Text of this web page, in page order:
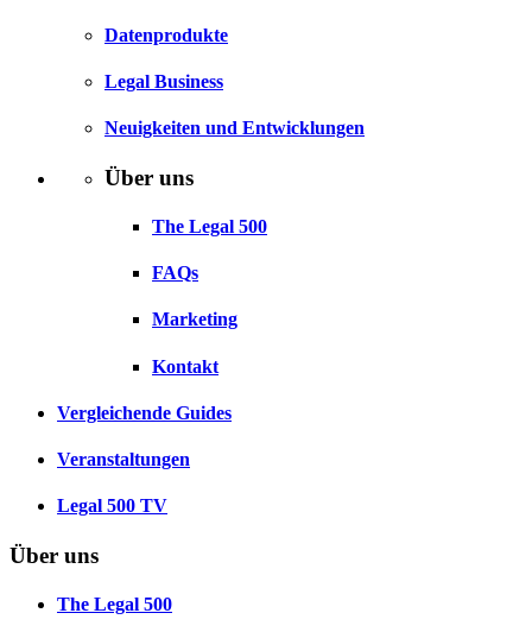
Datenprodukte
Legal Business
Neuigkeiten und Entwicklungen
Über uns
The Legal 500
FAQs
Marketing
Kontakt
Vergleichende Guides
Veranstaltungen
Legal 500 TV
Über uns
The Legal 500